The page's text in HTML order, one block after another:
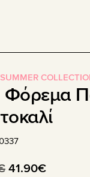
Φόρεμα
Original
41.90€Η